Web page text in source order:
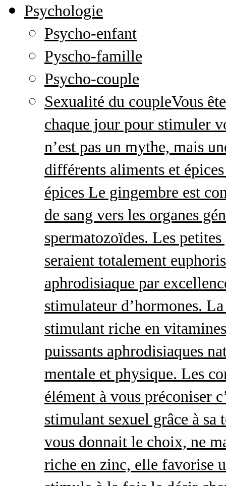
Psychologie
Psycho-enfant
Pyscho-famille
Psycho-couple
Sexualité du coupleVous
chaque jour pour stimuler
n’est pas un mythe, mais
différents aliments et
épices Le gingembre est
de sang vers les organes
spermatozoïdes. Les
seraient totalement
aphrodisiaque par
stimulateur d’hormones.
stimulant riche en
puissants aphrodisiaques
mentale et physique. Les
élément à vous préconiser
stimulant sexuel grâce à sa
vous donnait le choix, ne
riche en zinc, elle favorise